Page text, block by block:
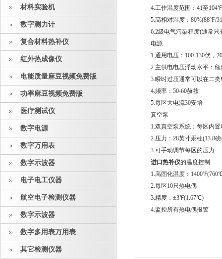
材料实验机
数字测力计
复合材料热补仪
红外热成像仪
电能质量麻豆视频免费版
功率麻豆视频免费版
医疗测试仪
数字电源
数字万用表
数字示波器
电子电工仪器
航空电子检测仪器
数字示波器
数字多用表万用表
其它检测仪器
4.工作温度范围：41至
5.高相对湿度：80%(88ºF/
6.2级电气污染程度(通常只有非
电源
1.通用电压：100-130伏，
2.主供电电压浮动水平：
3.瞬时过压通常可以在二类电源
4.频率：50-60赫兹
5.每区大电流30安培
真空泵
1.双真空泵系统：每区内
2.压力：28英寸汞柱(13.8磅/
3.可手动调节每区的压力
进口热补仪的温度控制
1.高固化温度：
2.每区10只热电偶
3.精度：±3℉(1.67℃)
4.监控所有热电偶报警